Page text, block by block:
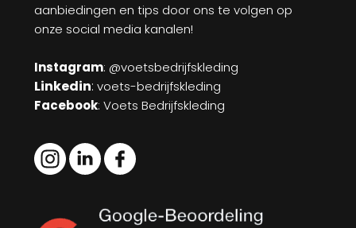
aanbiedingen en tips door ons te volgen op
onze social media kanalen!
Instagram: @voetsbedrijfskleding
Linkedin: voets-bedrijfskleding
Facebook: Voets Bedrijfskleding